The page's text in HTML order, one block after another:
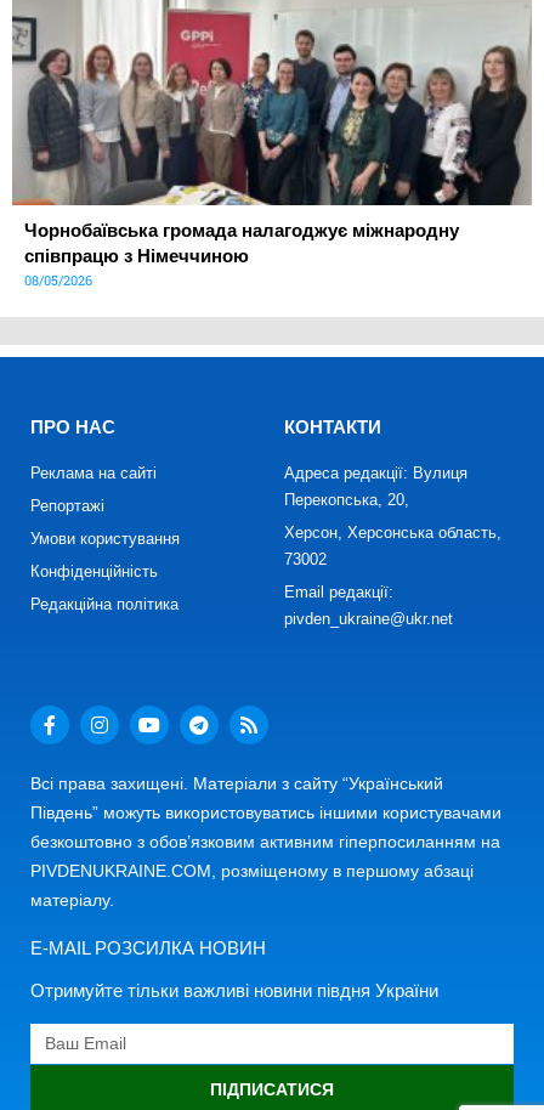
Чорнобаївська громада налагоджує міжнародну
співпрацю з Німеччиною
08/05/2026
ПРО НАС
Реклама на сайті
Репортажі
Умови користування
Конфіденційність
Редакційна політика
КОНТАКТИ
Адреса редакції: Вулиця
Перекопська, 20,
Херсон, Херсонська область,
73002
Email редакції:
pivden_ukraine@ukr.net
Всі права захищені. Матеріали з сайту “Український
Південь” можуть використовуватись іншими користувачами
безкоштовно з обов’язковим активним гіперпосиланням на
PIVDENUKRAINE.COM, розміщеному в першому абзаці
матеріалу.
E-MAIL РОЗСИЛКА НОВИН
Отримуйте тільки важливі новини півдня України
ПІДПИСАТИСЯ